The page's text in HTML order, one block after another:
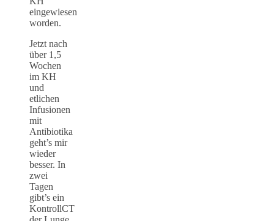
eingewiesen
worden.
Jetzt nach
über 1,5
Wochen
im KH
und
etlichen
Infusionen
mit
Antibiotika
geht’s mir
wieder
besser. In
zwei
Tagen
gibt’s ein
KontrollCT